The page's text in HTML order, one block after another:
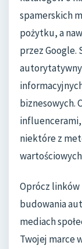
spamerskich
pożytku, a
przez Google.
biznesowych.
influencerami,
niektóre z
Oprócz
budowania
mediach
Twojej marce